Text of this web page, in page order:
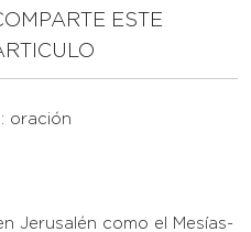
ESTE
oración
Jerusalén como el Mesías-